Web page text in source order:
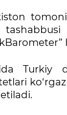
Turkiy